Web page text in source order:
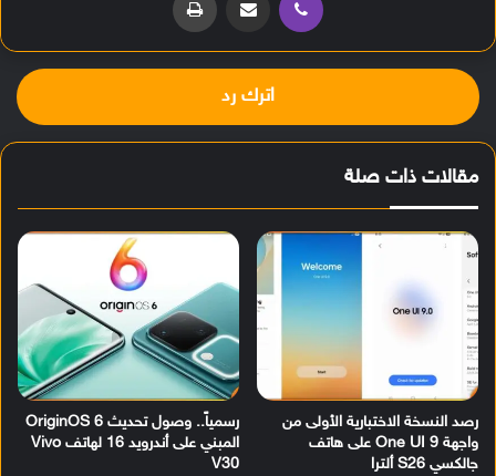
اترك رد
مقالات ذات صلة
رصد النسخة الاختبارية الأولى من
واجهة One UI 9 على هاتف
جالكسي S26 ألترا
رسمياً.. وصول تحديث OriginOS 6
المبني على أندرويد 16 لهاتف Vivo
V30